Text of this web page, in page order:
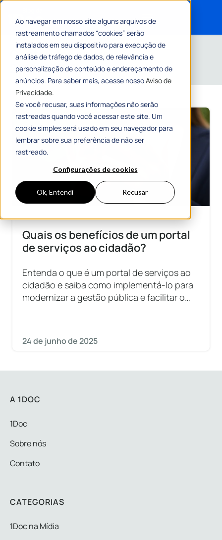
Ao navegar em nosso site alguns arquivos de
rastreamento chamados “cookies” serão
instalados em seu dispositivo para execução de
análise de tráfego de dados, de relevância e
personalização de conteúdo e endereçamento de
anúncios. Para saber mais, acesse nossoAviso de
Privacidade.
Se você recusar, suas informações não serão
rastreadas quando você acessar este site. Um
cookie simples será usado em seu navegador para
lembrar sobre sua preferência de não ser
rastreado.
Configurações de cookies
Ok, Entendi Recusar
Home »Arquivos para 24 de junho de 2025
Conteúdos sobre
24/06/2025
Quais os benefícios de um portal
de serviços ao cidadão?
Entenda o que é um portal de serviços ao
cidadão e saiba como implementá-lo para
modernizar a gestão pública e facilitar o
24 de junho de 2025
A 1DOC
1Doc
Sobre nós
Contato
CATEGORIAS
1Doc na Mídia